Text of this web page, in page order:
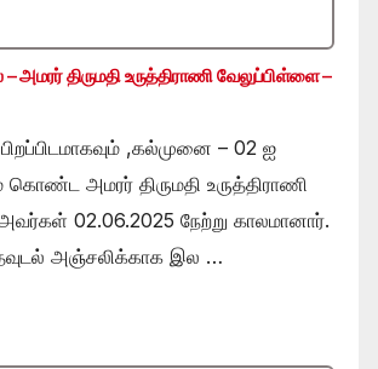
அமரர் திருமதி உருத்திராணி வேலுப்பிள்ளை –
,கல்முனை – 02 ஐ
கொண்ட அமரர் திருமதி உருத்திராணி
02.06.2025 நேற்று காலமானார்.
அஞ்சலிக்காக இல …